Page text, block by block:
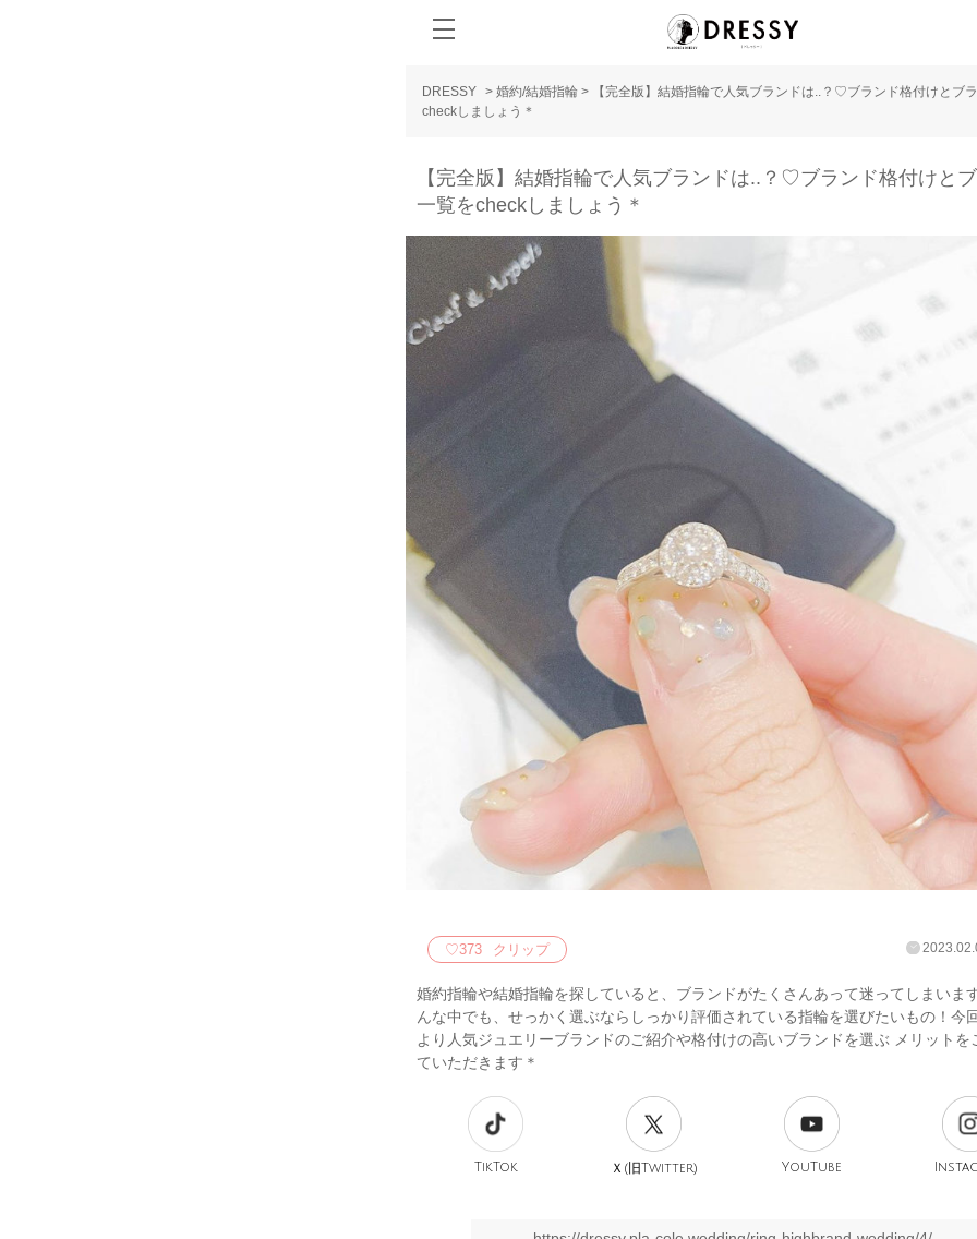
DRESSY > 婚約/結婚指輪 >
【完全版】結婚指輪で人気ブランドは..？♡ブランド格付けとブ
checkしましょう＊
【完全版】結婚指輪で人気ブランドは..？♡ブランド格付けと
一覧をcheckしましょう＊
♡373 クリップ
婚約指輪や結婚指輪を探していると、ブランドがたくさんあって迷ってしまいま
んな中でも、せっかく選ぶならしっかり評価されている指輪を選びたいもの！今
より人気ジュエリーブランドのご紹介や格付けの高いブランドを選ぶ メリットを
ていただきます＊
TikTok Ｘ(旧Twitter) YouTube